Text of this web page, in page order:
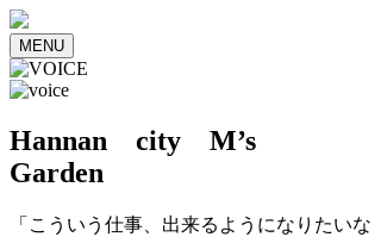
MENU
Hannan city M’s
Garden
「こういう仕事、出来るようになりたいな